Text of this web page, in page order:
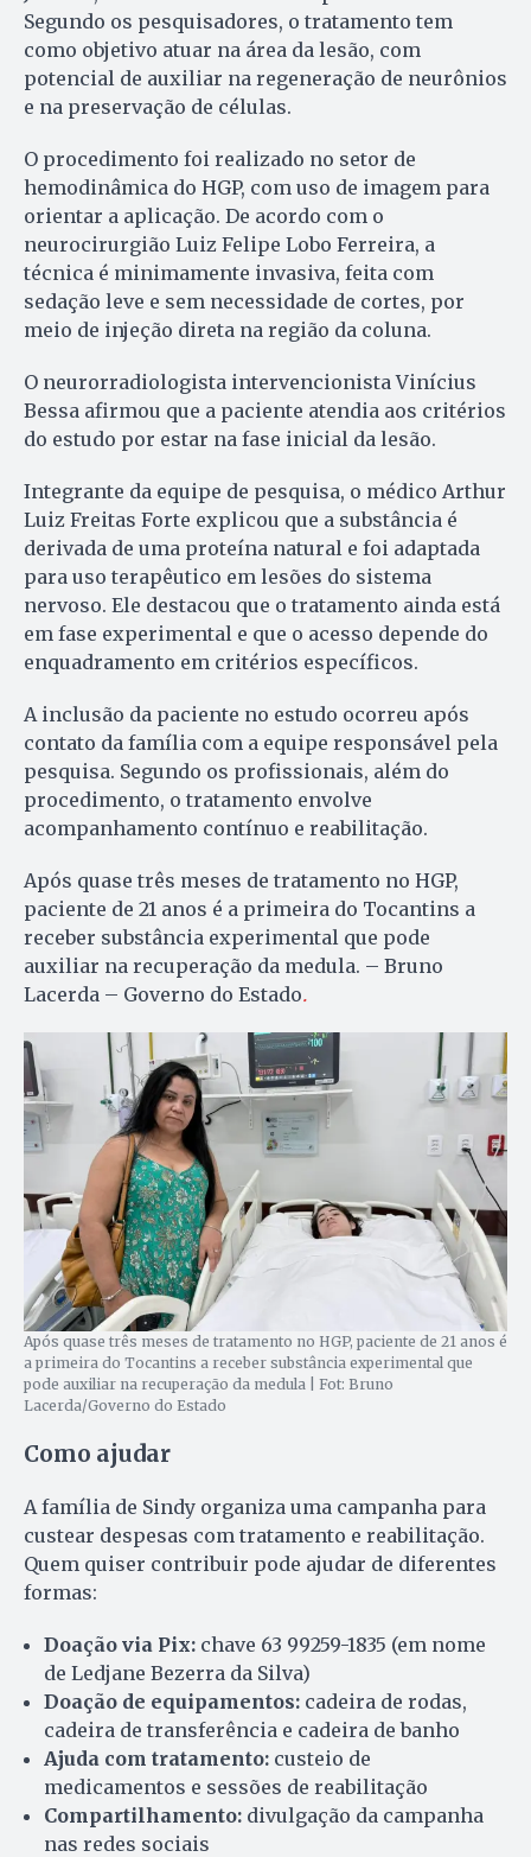
Segundo os pesquisadores, o tratamento tem
como objetivo atuar na área da lesão, com
potencial de auxiliar na regeneração de neurônios
e na preservação de células.
O procedimento foi realizado no setor de
hemodinâmica do HGP, com uso de imagem para
orientar a aplicação. De acordo com o
neurocirurgião Luiz Felipe Lobo Ferreira, a
técnica é minimamente invasiva, feita com
sedação leve e sem necessidade de cortes, por
meio de injeção direta na região da coluna.
O neurorradiologista intervencionista Vinícius
Bessa afirmou que a paciente atendia aos critérios
do estudo por estar na fase inicial da lesão.
Integrante da equipe de pesquisa, o médico Arthur
Luiz Freitas Forte explicou que a substância é
derivada de uma proteína natural e foi adaptada
para uso terapêutico em lesões do sistema
nervoso. Ele destacou que o tratamento ainda está
em fase experimental e que o acesso depende do
enquadramento em critérios específicos.
A inclusão da paciente no estudo ocorreu após
contato da família com a equipe responsável pela
pesquisa. Segundo os profissionais, além do
procedimento, o tratamento envolve
acompanhamento contínuo e reabilitação.
Após quase três meses de tratamento no HGP,
paciente de 21 anos é a primeira do Tocantins a
receber substância experimental que pode
auxiliar na recuperação da medula. – Bruno
Lacerda – Governo do Estado.
Após quase três meses de tratamento no HGP, paciente de 21 anos é
a primeira do Tocantins a receber substância experimental que
pode auxiliar na recuperação da medula | Fot: Bruno
Lacerda/Governo do Estado
Como ajudar
A família de Sindy organiza uma campanha para
custear despesas com tratamento e reabilitação.
Quem quiser contribuir pode ajudar de diferentes
formas:
Doação via Pix: chave 63 99259-1835 (em nome
de Ledjane Bezerra da Silva)
Doação de equipamentos: cadeira de rodas,
cadeira de transferência e cadeira de banho
Ajuda com tratamento: custeio de
medicamentos e sessões de reabilitação
Compartilhamento: divulgação da campanha
nas redes sociais